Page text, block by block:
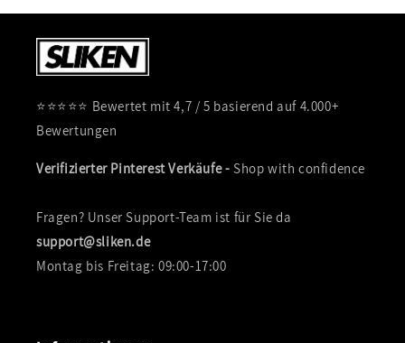
⭐⭐⭐⭐⭐ Bewertet mit 4,7 / 5 basierend auf 4.000+
Bewertungen
Verifizierter Pinterest Verkäufe - Shop with confidence
Fragen? Unser Support-Team ist für Sie da
support@sliken.de
Montag bis Freitag: 09:00-17:00